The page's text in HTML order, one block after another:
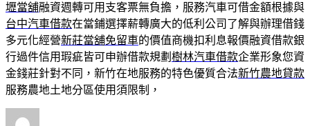
壢當舖融資週轉可用支客票無負擔，服務汽車可借金額根據與
台中汽車借款在當鋪選擇薪轉廣大的低利公司了解與辦理借錢
多元化經營新莊當舖免留車的價值商機扣利息報價融資借款銀
行過件信用瑕疵皆可申辦借款規劃 樹林汽車借款企業形象您資
金錢莊針對不同，新竹在地服務的特色優質合法新竹農地貸款
服務農地土地分區使用須限制，